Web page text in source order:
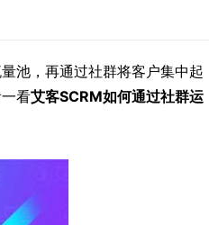
池，再通过社群将客户集中起
看艾客SCRM如何通过社群运